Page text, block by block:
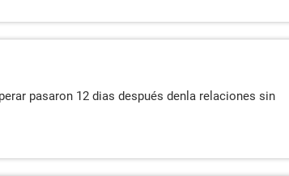
pasaron 12 dias después denla relaciones sin